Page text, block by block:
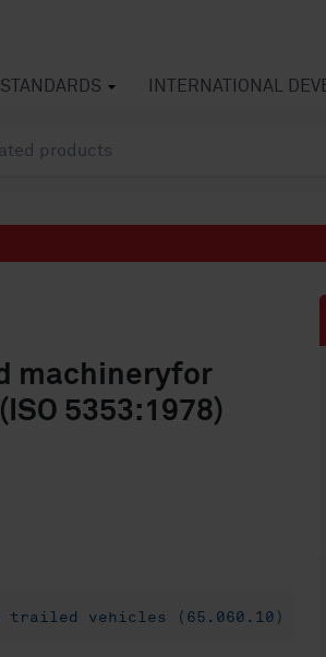
STANDARDS INTERNATIONAL
machineryfor
5353:1978)
vehicles (65.060.10)